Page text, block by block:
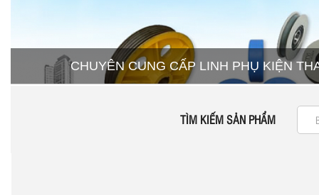
CHUYÊN CUNG CẤP LINH PHỤ KIỆN
TÌM KIẾM SẢN PHẨM